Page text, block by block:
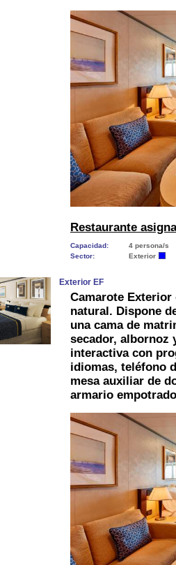
Restaurante
Capacidad:
4 persona/s
Sector:
Exterior
Exterior EF
Camarote
natural. Dispone
una cama de
secador, albornoz
interactiva con
idiomas, teléfono
mesa auxiliar de
armario